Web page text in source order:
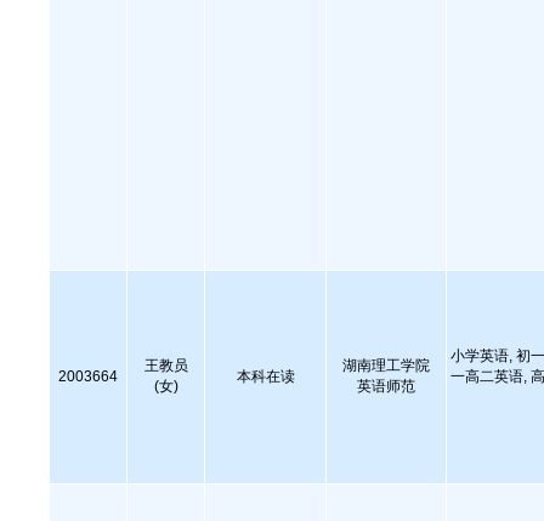
2003664
王教员
(女)
本科在读
湖南理工学院
英语师范
小学英语, 初
一高二英语,